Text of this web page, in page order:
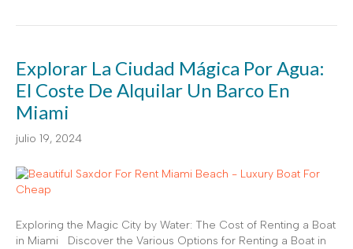
Explorar La Ciudad Mágica Por Agua:
El Coste De Alquilar Un Barco En
Miami
julio 19, 2024
Exploring the Magic City by Water: The Cost of Renting a Boat
in Miami Discover the Various Options for Renting a Boat in